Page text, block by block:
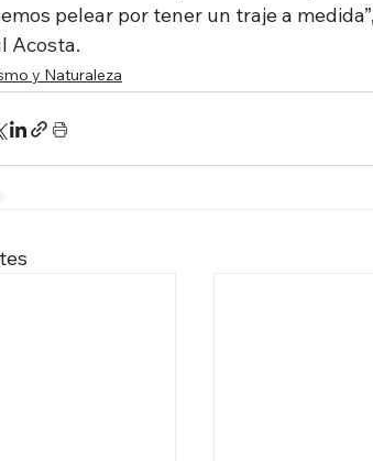
pelear por tener un traje a
Acosta.
y Naturaleza